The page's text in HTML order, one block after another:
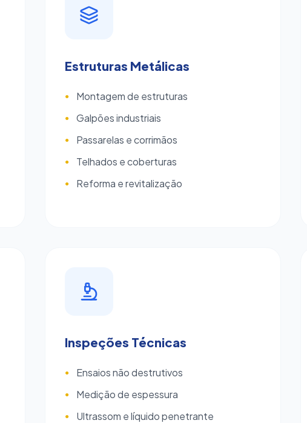
Estruturas Metálicas
● Montagem de estruturas
● Galpões industriais
● Passarelas e corrimãos
● Telhados e coberturas
● Reforma e revitalização
Inspeções Técnicas
● Ensaios não destrutivos
● Medição de espessura
● Ultrassom e líquido penetrante